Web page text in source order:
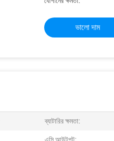
ভালো দাম
ব্যাটারির ক্ষমতা: